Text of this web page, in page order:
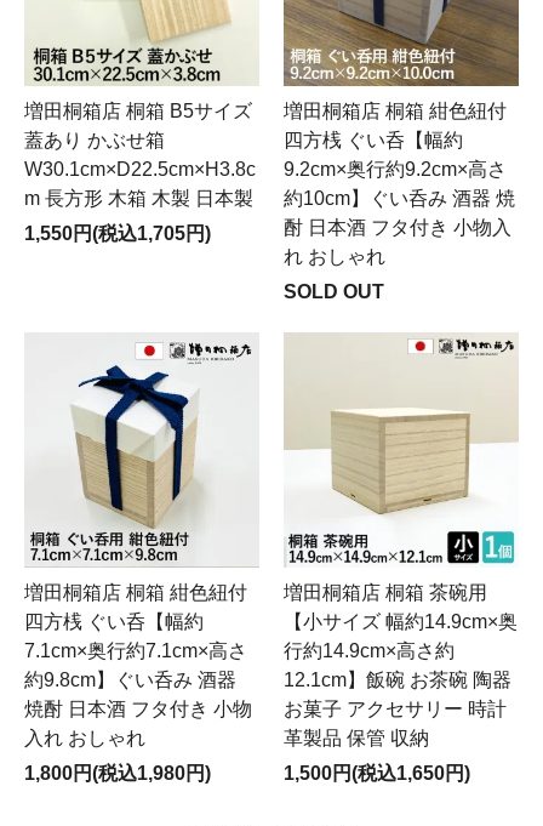
増田桐箱店 桐箱 B5サイズ
蓋あり かぶせ箱
W30.1cm×D22.5cm×H3.8c
m 長方形 木箱 木製 日本製
1,550円(税込1,705円)
増田桐箱店 桐箱 紺色紐付
四方桟 ぐい呑【幅約
9.2cm×奥行約9.2cm×高さ
約10cm】ぐい呑み 酒器 焼
酎 日本酒 フタ付き 小物入
れ おしゃれ
SOLD OUT
増田桐箱店 桐箱 紺色紐付
四方桟 ぐい呑【幅約
7.1cm×奥行約7.1cm×高さ
約9.8cm】ぐい呑み 酒器
焼酎 日本酒 フタ付き 小物
入れ おしゃれ
1,800円(税込1,980円)
増田桐箱店 桐箱 茶碗用
【小サイズ 幅約14.9cm×奥
行約14.9cm×高さ約
12.1cm】飯碗 お茶碗 陶器
お菓子 アクセサリー 時計
革製品 保管 収納
1,500円(税込1,650円)